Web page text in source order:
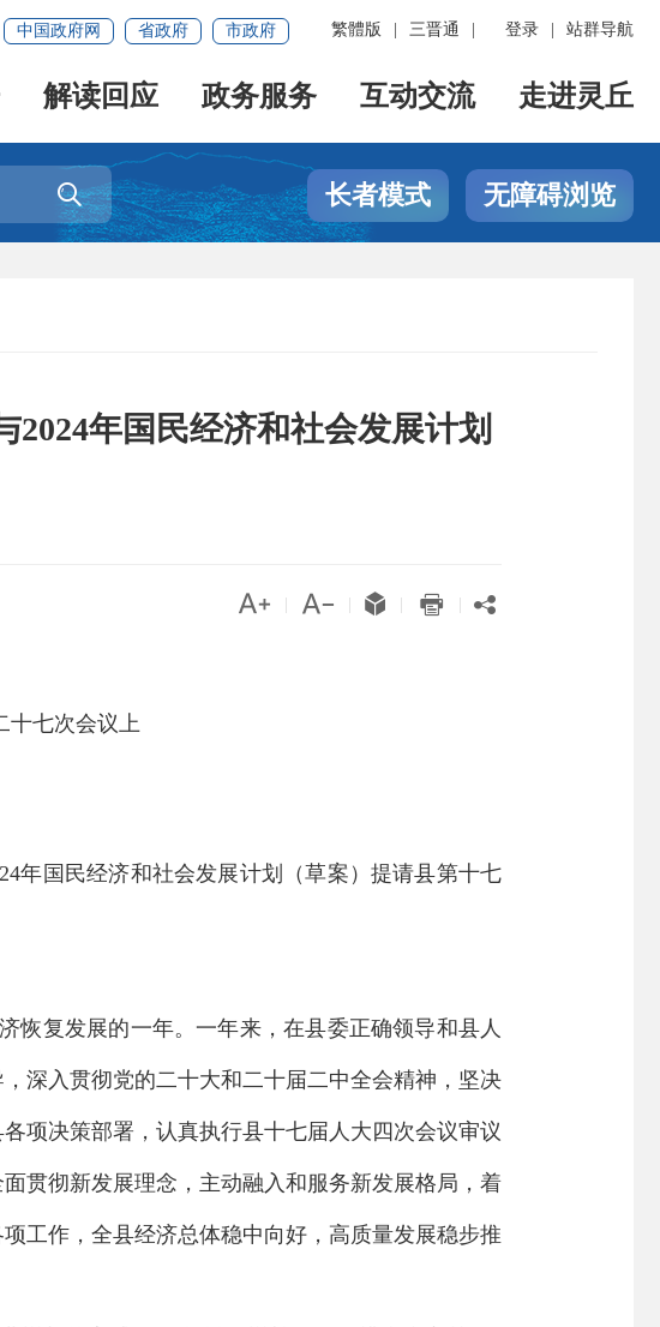
登录 站群导航
繁體版 三晋通
中国政府网 省政府 市政府
解读回应 政务服务 互动交流 走进灵丘
 长者模式 无障碍浏览
年国民经济和社会发展计划
    
十七次会议上
4年国民经济和社会发展计划（草案）提请县第十七
恢复发展的一年。一年来，在县委正确领导和县人
深入贯彻党的二十大和二十届二中全会精神 ， 坚决
各项决策部署， 认真执行县十七届人大 四 次会议审议
贯彻新发展理念，主动融入和服务新发展格局， 着
工作， 全县经济总体稳中向好 ， 高质量发展稳步推